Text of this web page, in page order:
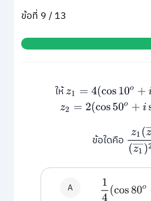
ข้อที่ 9 / 13
ให้z1 =4 cos10o+isin
z2 =2 cos50o+isin50
ข้อใดคือ 1(z2
A 14(cos80o